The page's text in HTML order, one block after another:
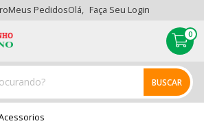
Meus PedidosOlá, Faça Seu Login
BUSCAR
0
acessorios